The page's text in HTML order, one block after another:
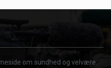
om sundhed og velvære.